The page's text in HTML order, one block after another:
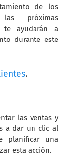
de los
las próximas
te ayudarán a
durante este
.
las ventas y
a dar un clic al
planificar una
esta acción.